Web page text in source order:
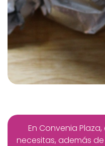
En Convenia
necesitas, además